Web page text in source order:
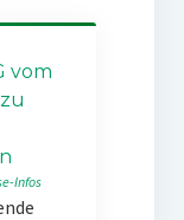
vom
Infos